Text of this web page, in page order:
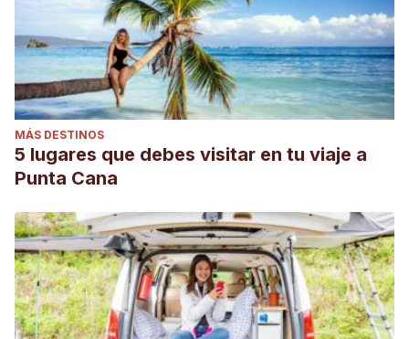
MÁS DESTINOS
5 lugares que debes visitar en tu viaje a
Punta Cana